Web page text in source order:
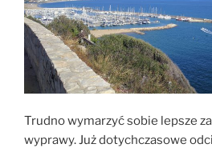
Trudno wymarzyć sobie lepsze
wyprawy. Już dotychczasowe